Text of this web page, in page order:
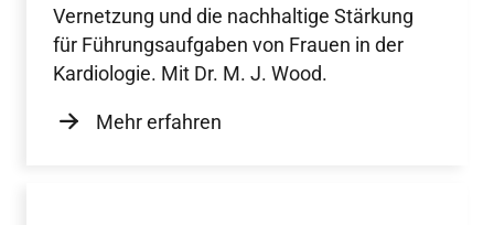
Vernetzung und die nachhaltige Stärkung
für Führungsaufgaben von Frauen in der
Kardiologie. Mit Dr. M. J. Wood.
Mehr erfahren